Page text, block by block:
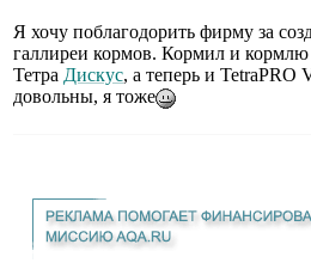
Я хочу поблагодорить фирму за
галлиреи кормов. Кормил и
Тетра Дискус, а теперь и TetraPRO
довольны, я тоже